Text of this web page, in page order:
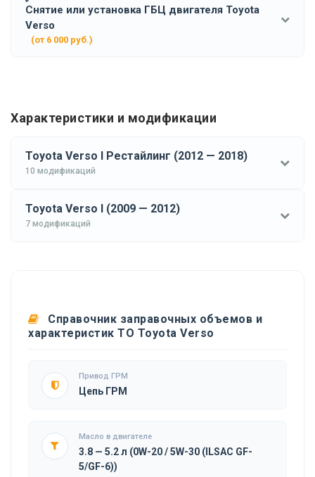
Снятие или установка ГБЦ двигателя Toyota
Verso
(от 6 000 руб.)
Характеристики и модификации
Toyota Verso I Рестайлинг (2012 — 2018)
10 модификаций
Toyota Verso I (2009 — 2012)
7 модификаций
Справочник заправочных объемов и
характеристик ТО Toyota Verso
Привод ГРМ
Цепь ГРМ
Масло в двигателе
3.8 — 5.2 л (0W-20 / 5W-30 (ILSAC GF-
5/GF-6))